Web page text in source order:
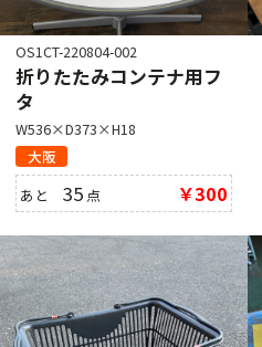
OS1CT-220804-002
折りたたみコンテナ用フ
タ
W536×D373×H18
大阪
あと35 点 ￥300